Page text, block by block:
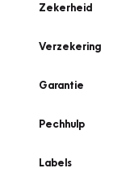
Zekerheid
Verzekering
Garantie
Pechhulp
Labels